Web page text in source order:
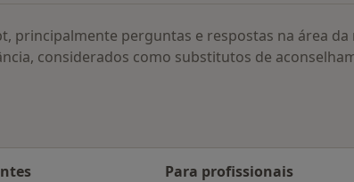
principalmente perguntas e respostas na área
considerados como substitutos de
Para profissionais